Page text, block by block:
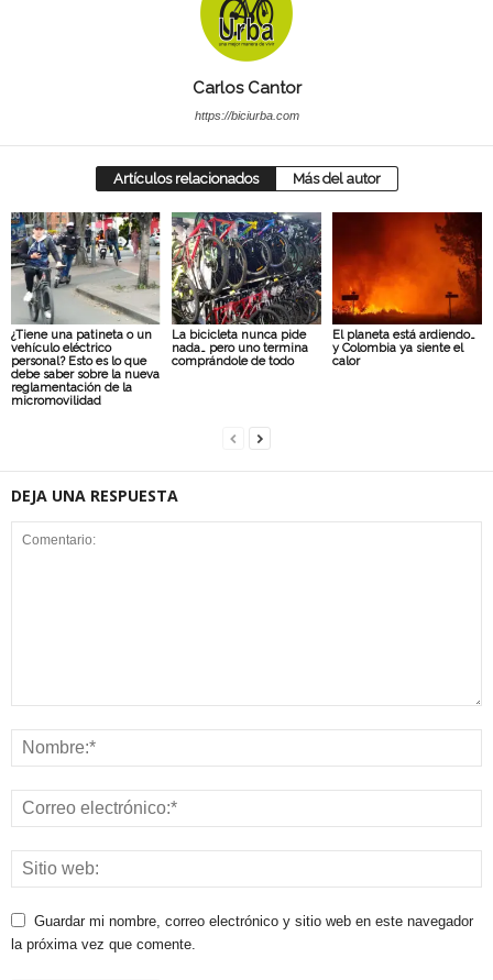
Carlos Cantor
https://biciurba.com
Artículos relacionados Más del autor
¿Tiene una patineta o un
vehículo eléctrico
personal? Esto es lo que
debe saber sobre la nueva
reglamentación de la
micromovilidad
La bicicleta nunca pide
nada… pero uno termina
comprándole de todo
El planeta está ardiendo…
y Colombia ya siente el
calor
DEJA UNA RESPUESTA
Guardar mi nombre, correo electrónico y sitio web en este navegador
la próxima vez que comente.